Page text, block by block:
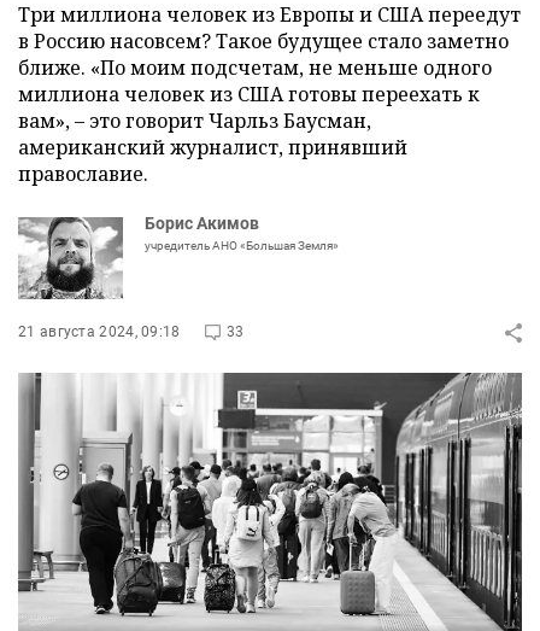
Три миллиона человек из Европы и США переедут
в Россию насовсем? Такое будущее стало заметно
ближе. «По моим подсчетам, не меньше одного
миллиона человек из США готовы переехать к
вам», – это говорит Чарльз Баусман,
американский журналист, принявший
православие.
Борис Акимов
учредитель АНО «Большая Земля»
21 августа 2024, 09:18 33